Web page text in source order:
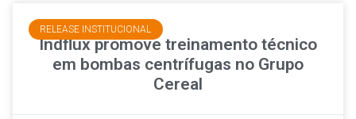
RELEASE INSTITUCIONAL
Indflux promove treinamento técnico
em bombas centrífugas no Grupo
Cereal